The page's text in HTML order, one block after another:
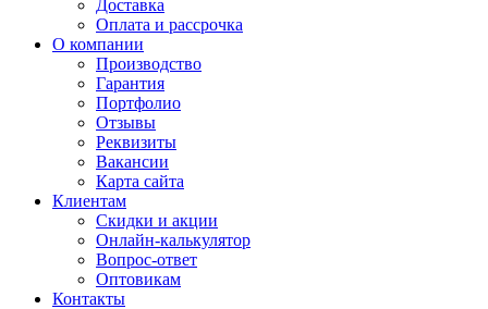
Доставка
Оплата и рассрочка
О компании
Производство
Гарантия
Портфолио
Отзывы
Реквизиты
Вакансии
Карта сайта
Клиентам
Скидки и акции
Онлайн-калькулятор
Вопрос-ответ
Оптовикам
Контакты